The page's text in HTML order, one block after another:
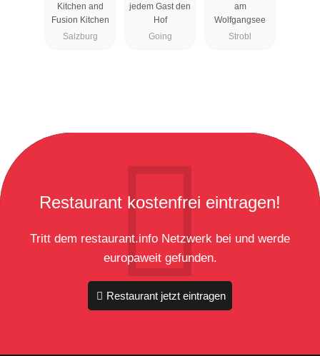
Kitchen and
Fusion Kitchen
Salzburg
jedem Gast den
Hof
Going
am
Wolfgangsee
Strobl
Restaurant kostenfrei eintragen!
Tritt dem restaurant.info Netzwerk bei und werde
europaweit gefunden.
Restaurant jetzt eintragen